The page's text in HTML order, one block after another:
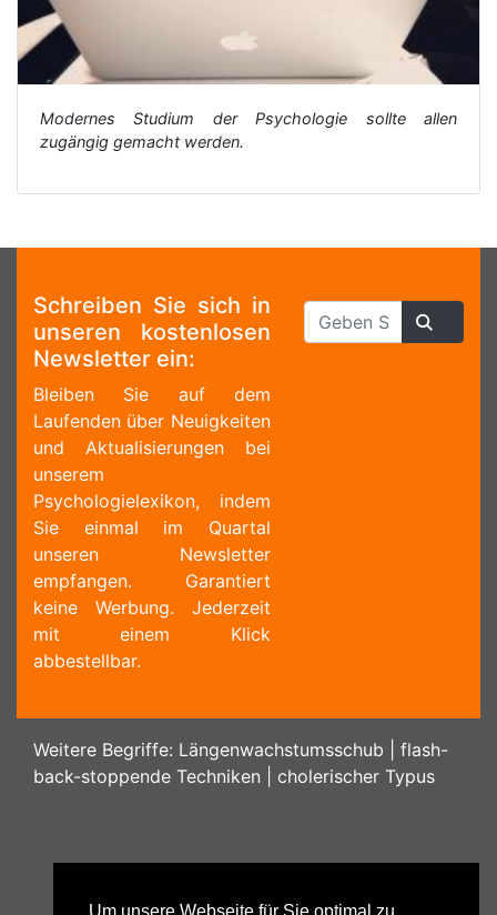
Modernes Studium der Psychologie sollte allen
zugängig gemacht werden.
Schreiben Sie sich in
unseren kostenlosen
Newsletter ein:
Bleiben Sie auf dem
Laufenden über Neuigkeiten
und Aktualisierungen bei
unserem
Psychologielexikon, indem
Sie einmal im Quartal
unseren Newsletter
empfangen. Garantiert
keine Werbung. Jederzeit
mit einem Klick
abbestellbar.
Weitere Begriffe: Längenwachstumsschub
flash-
back-stoppende Techniken
cholerischer Typus